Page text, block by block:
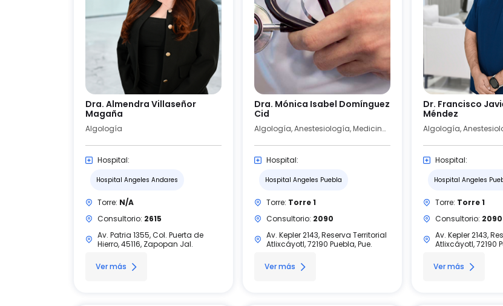
Dra. Almendra Villaseñor
Magaña
Algología
Hospital:
Hospital Angeles Andares
Torre: N/A
Consultorio: 2615
Av. Patria 1355, Col. Puerta de
Hierro, 45116, Zapopan Jal.
Ver más
Dra. Mónica Isabel Domínguez
Cid
Algología, Anestesiología, Medicina Crítica
Hospital:
Hospital Angeles Puebla
Torre: Torre 1
Consultorio: 2090
Av. Kepler 2143, Reserva Territorial
Atlixcáyotl, 72190 Puebla, Pue.
Ver más
Dr. Francisco
Méndez
Hospital:
Hospital Angeles
Torre: Torre 1
Consultorio: 2090
Av. Kepler 2143,
Atlixcáyotl, 72190
Ver más